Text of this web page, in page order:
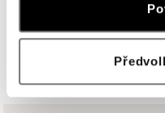
dnes otevřeno do
ALOve OC